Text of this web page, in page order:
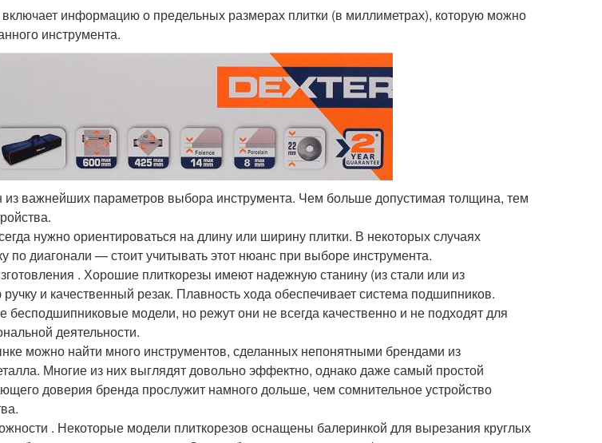
включает информацию о предельных размерах плитки (в миллиметрах), которую можно
инструмента.
важнейших параметров выбора инструмента. Чем больше допустимая толщина, тем
нужно ориентироваться на длину или ширину плитки. В некоторых случаях
по диагонали — стоит учитывать этот нюанс при выборе инструмента.
. Хорошие плиткорезы имеют надежную станину (из стали или из
и качественный резак. Плавность хода обеспечивает система подшипников.
бесподшипниковые модели, но режут они не всегда качественно и не подходят для
деятельности.
можно найти много инструментов, сделанных непонятными брендами из
Многие из них выглядят довольно эффектно, однако даже самый простой
доверия бренда прослужит намного дольше, чем сомнительное устройство
. Некоторые модели плиткорезов оснащены балеринкой для вырезания круглых